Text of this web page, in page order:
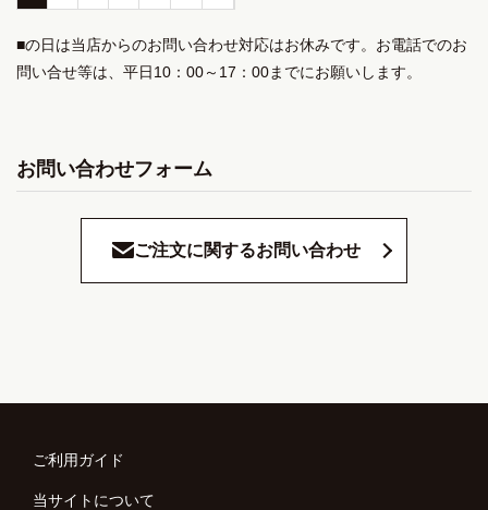
■の日は当店からのお問い合わせ対応はお休みです。お電話でのお
問い合せ等は、平日10：00～17：00までにお願いします。
お問い合わせフォーム
ご注文に関するお問い合わせ
ご利用ガイド
当サイトについて